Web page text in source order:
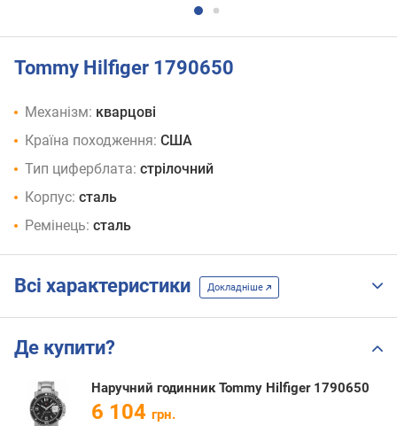
Tommy Hilfiger 1790650
Механізм: кварцові
Країна походження: США
Тип циферблата: стрілочний
Корпус: сталь
Ремінець: сталь
Всі характеристики Докладніше
Де купити?
Наручний годинник Tommy Hilfiger 1790650
6 104 грн.